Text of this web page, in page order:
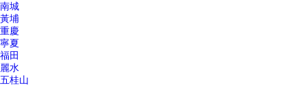
南城
黃埔
重慶
寧夏
福田
麗水
五桂山